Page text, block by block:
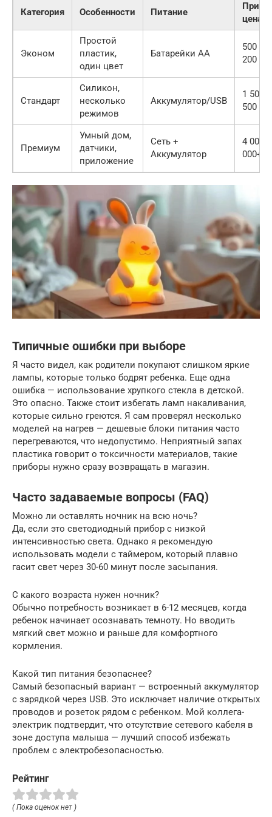
Категория Особенности Питание
цена
Эконом
Простой
пластик,
один цвет
Батарейки АА
500 —
200
Стандарт
Силикон,
несколько
режимов
Аккумулятор/USB
1 500
500
Премиум
Умный дом,
датчики,
приложение
Сеть +
Аккумулятор
4 000
000+
Типичные ошибки при выборе
Я часто видел, как родители покупают слишком яркие
лампы, которые только бодрят ребенка. Еще одна
ошибка — использование хрупкого стекла в детской.
Это опасно. Также стоит избегать ламп накаливания,
которые сильно греются. Я сам проверял несколько
моделей на нагрев — дешевые блоки питания часто
перегреваются, что недопустимо. Неприятный запах
пластика говорит о токсичности материалов, такие
приборы нужно сразу возвращать в магазин.
Часто задаваемые вопросы (FAQ)
Можно ли оставлять ночник на всю ночь?
Да, если это светодиодный прибор с низкой
интенсивностью света. Однако я рекомендую
использовать модели с таймером, который плавно
гасит свет через 30-60 минут после засыпания.
С какого возраста нужен ночник?
Обычно потребность возникает в 6-12 месяцев, когда
ребенок начинает осознавать темноту. Но вводить
мягкий свет можно и раньше для комфортного
кормления.
Какой тип питания безопаснее?
Самый безопасный вариант — встроенный аккумулятор
с зарядкой через USB. Это исключает наличие открытых
проводов и розеток рядом с ребенком. Мой коллега-
электрик подтвердит, что отсутствие сетевого кабеля в
зоне доступа малыша — лучший способ избежать
проблем с электробезопасностью.
Рейтинг
( Пока оценок нет )